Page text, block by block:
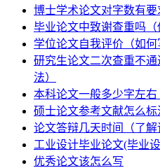
博士学术论文对字数有
毕业论文中致谢查重吗（
学位论文自我评价（如何
研究生论文二次查重不
法）
本科论文一般多少字左右
硕士论文参考文献怎么
论文答辩几天时间（了解
工业设计毕业论文(毕业
优秀论文该怎么写